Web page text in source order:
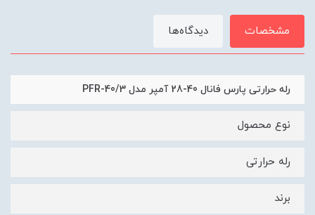
مشخصات دیدگاه‌ها
رله حرارتی پارس فانال 40-28 آمپر مدل PFR-40/3
نوع محصول
رله حرارتی
برند